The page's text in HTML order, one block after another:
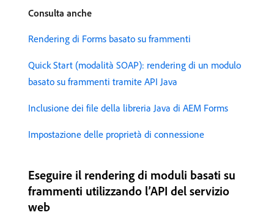
Consulta anche
Rendering di Forms basato su frammenti
Quick Start (modalità SOAP): rendering di un modulo
basato su frammenti tramite API Java
Inclusione dei file della libreria Java di AEM Forms
Impostazione delle proprietà di connessione
Eseguire il rendering di moduli basati su
frammenti utilizzando l’API del servizio
web